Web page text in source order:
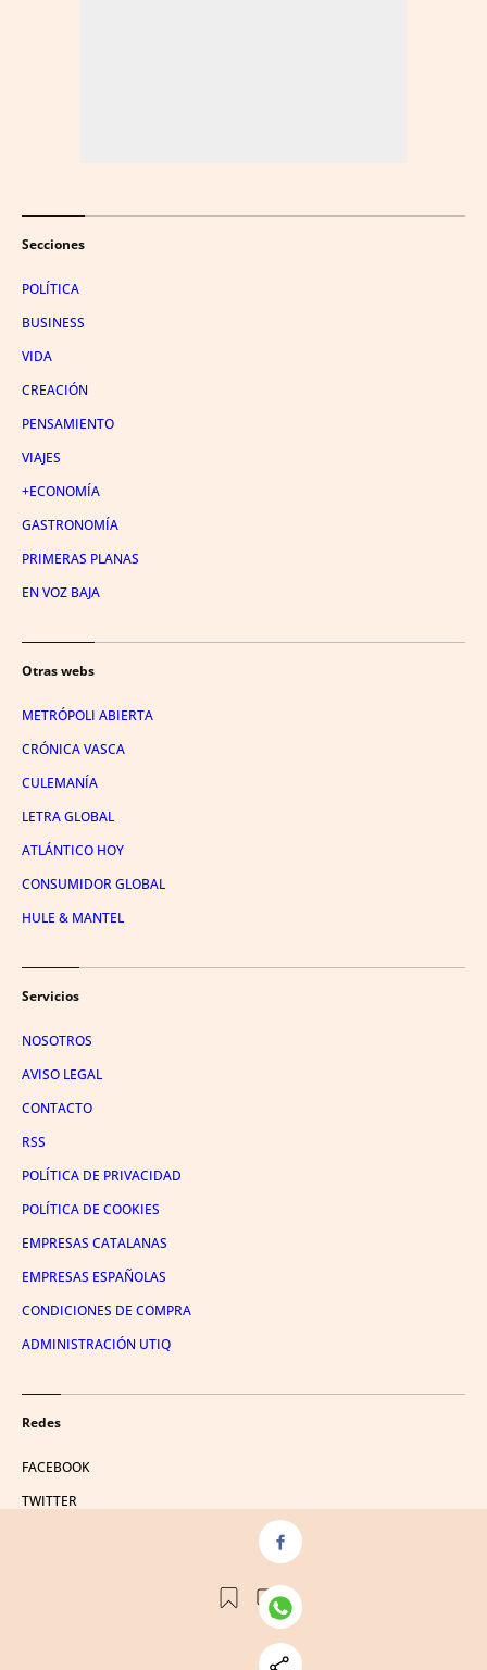
Secciones
POLÍTICA
BUSINESS
VIDA
CREACIÓN
PENSAMIENTO
VIAJES
+ECONOMÍA
GASTRONOMÍA
PRIMERAS PLANAS
EN VOZ BAJA
Otras webs
METRÓPOLI ABIERTA
CRÓNICA VASCA
CULEMANÍA
LETRA GLOBAL
ATLÁNTICO HOY
CONSUMIDOR GLOBAL
HULE & MANTEL
Servicios
NOSOTROS
AVISO LEGAL
CONTACTO
RSS
POLÍTICA DE PRIVACIDAD
POLÍTICA DE COOKIES
EMPRESAS CATALANAS
EMPRESAS ESPAÑOLAS
CONDICIONES DE COMPRA
ADMINISTRACIÓN UTIQ
Redes
FACEBOOK
TWITTER